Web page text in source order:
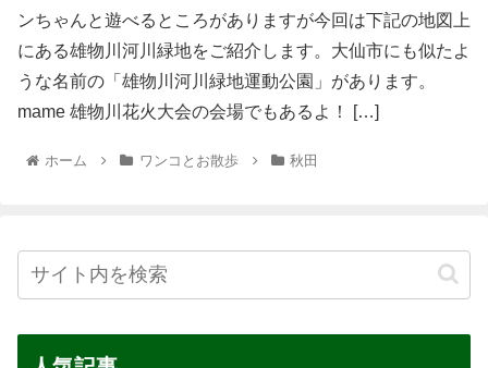
ンちゃんと遊べるところがありますが今回は下記の地図上
にある雄物川河川緑地をご紹介します。大仙市にも似たよ
うな名前の「雄物川河川緑地運動公園」があります。
mame 雄物川花火大会の会場でもあるよ！ […]
ホーム ワンコとお散歩 秋田